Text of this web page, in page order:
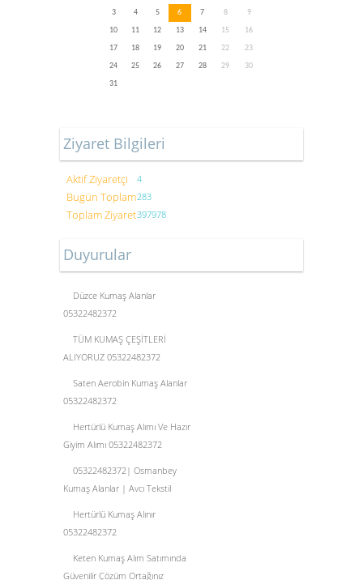
3
4 5 6 7 8
9
10
11 12 13 14 15
16
17
18 19 20 21 22
23
24
25 26 27 28 29
30
31
Ziyaret Bilgileri
Aktif Ziyaretçi 4
Bugün Toplam283
Toplam Ziyaret397978
Duyurular
Düzce Kumaş Alanlar
05322482372
TÜM KUMAŞ ÇEŞİTLERİ
ALIYORUZ 05322482372
Saten Aerobin Kumaş Alanlar
05322482372
Hertürlü Kumaş Alımı Ve Hazır
Giyim Alımı 05322482372
05322482372| Osmanbey
Kumaş Alanlar | Avcı Tekstil
Hertürlü Kumaş Alınır
05322482372
Keten Kumaş Alım Satımında
Güvenilir Çözüm Ortağınız